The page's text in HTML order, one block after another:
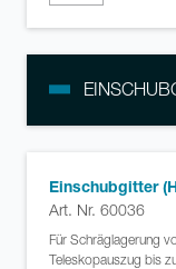
Einschubgitter
Art. Nr. 60036
Für Schräglagerung
Teleskopauszug bis